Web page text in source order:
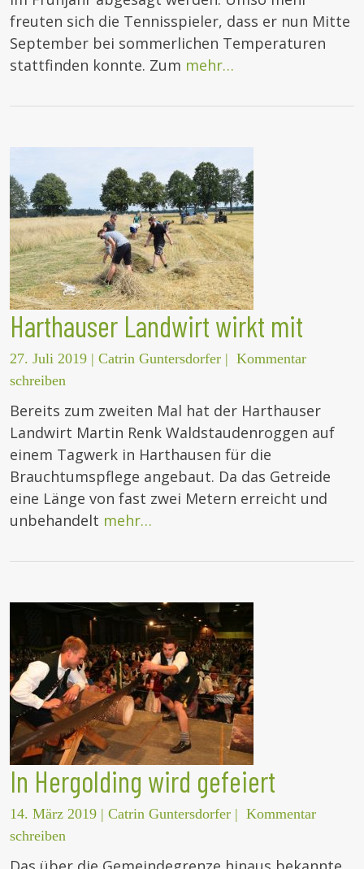
freuten sich die Tennisspieler, dass er nun Mitte
September bei sommerlichen Temperaturen
stattfinden konnte. Zum mehr…
Harthauser Landwirt wirkt mit
27. Juli 2019 | Catrin Guntersdorfer | Kommentar
schreiben
Bereits zum zweiten Mal hat der Harthauser
Landwirt Martin Renk Waldstaudenroggen auf
einem Tagwerk in Harthausen für die
Brauchtumspflege angebaut. Da das Getreide
eine Länge von fast zwei Metern erreicht und
unbehandelt mehr…
In Hergolding wird gefeiert
14. März 2019 | Catrin Guntersdorfer | Kommentar
schreiben